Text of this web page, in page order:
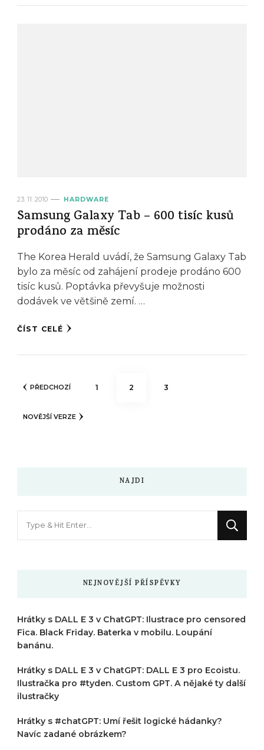
23. 11. 2010 HARDWARE
Samsung Galaxy Tab – 600 tisíc kusů
prodáno za měsíc
The Korea Herald uvádí, že Samsung Galaxy Tab
bylo za měsíc od zahájení prodeje prodáno 600
tisíc kusů. Poptávka převyšuje možnosti
dodávek ve většině zemí. …
ČÍST CELÉ
Stránkování
PŘEDCHOZÍ STRÁNKA
1 STRÁNKA
2 STRÁNKA
3
NOVĚJŠÍ VERZE
NAJDI
NEJNOVĚJŠÍ PŘÍSPĚVKY
Hrátky s DALL E 3 v ChatGPT: Ilustrace pro censored
Fica. Black Friday. Baterka v mobilu. Loupání
banánu.
Hrátky s DALL E 3 v ChatGPT: DALL E 3 pro Ecoistu.
Ilustračka pro #tyden. Custom GPT. A nějaké ty další
ilustračky
Hrátky s #chatGPT: Umí řešit logické hádanky?
Navíc zadané obrázkem?